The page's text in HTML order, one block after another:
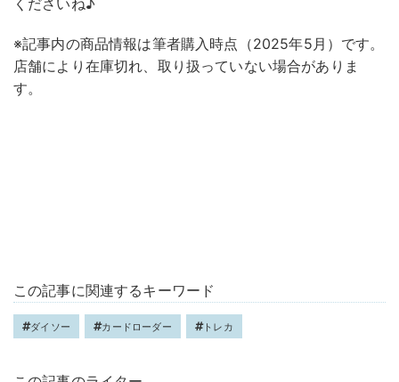
※記事内の商品情報は筆者購入時点（2025年5月）です。
店舗により在庫切れ、取り扱っていない場合がありま
す。
この記事に関連するキーワード
ダイソー カードローダー トレカ